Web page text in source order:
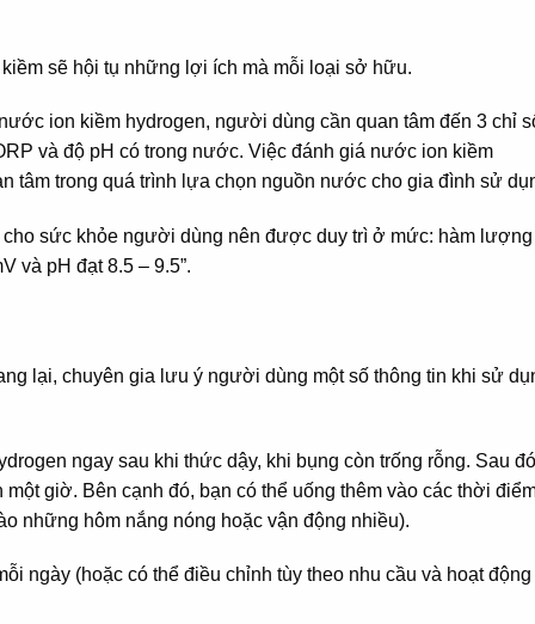
sẽ hội tụ những lợi ích mà mỗi loại sở hữu.
ion kiềm hydrogen, người dùng cần quan tâm đến 3 chỉ
và độ pH có trong nước. Việc đánh giá nước ion kiềm
tâm trong quá trình lựa chọn nguồn nước cho gia đình sử
sức khỏe người dùng nên được duy trì ở mức: hàm lượng
và pH đạt 8.5 – 9.5”.
lại, chuyên gia lưu ý người dùng một số thông tin khi sử
ngay sau khi thức dậy, khi bụng còn trống rỗng. Sau đó
giờ. Bên cạnh đó, bạn có thể uống thêm vào các thời
những hôm nắng nóng hoặc vận động nhiều).
ngày (hoặc có thể điều chỉnh tùy theo nhu cầu và hoạt động